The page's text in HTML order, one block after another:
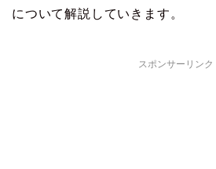
について解説していきます。
スポンサーリンク